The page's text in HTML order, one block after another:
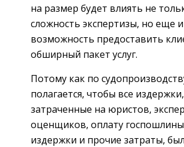
на размер будет влиять не
сложность экспертизы, но еще и
возможность предоставить
обширный пакет услуг.
Потому как по
полагается, чтобы все издержки,
затраченные на юристов,
оценщиков, оплату
издержки и прочие затраты,